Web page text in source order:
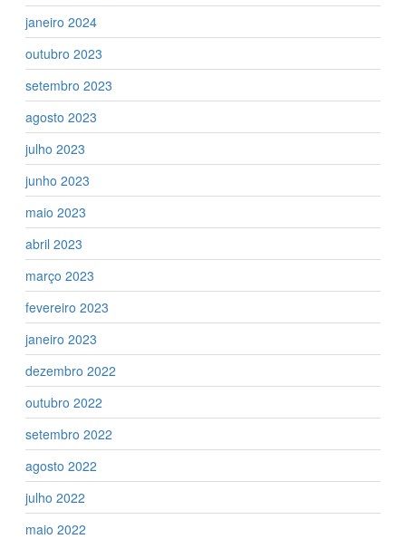
janeiro 2024
outubro 2023
setembro 2023
agosto 2023
julho 2023
junho 2023
maio 2023
abril 2023
março 2023
fevereiro 2023
janeiro 2023
dezembro 2022
outubro 2022
setembro 2022
agosto 2022
julho 2022
maio 2022